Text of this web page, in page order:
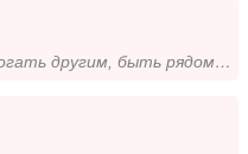
Мне нравится помогать другим, быть рядом в трудную минуту. Я слушаю, поддерживаю, ищу подход к каждому. Важно для меня —...